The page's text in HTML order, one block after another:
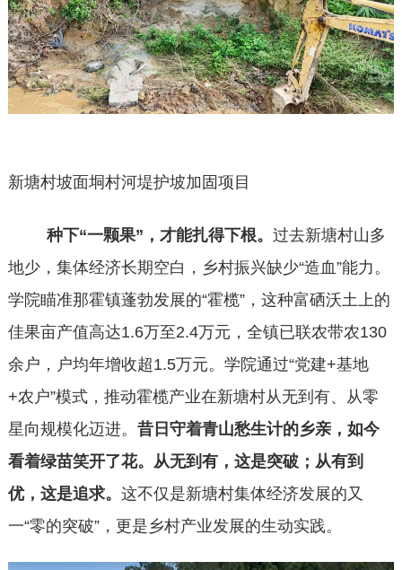
新塘村坡面垌村河堤护坡加固项目
种下“一颗果”，才能扎得下根。 过去新塘村山多
地少，集体经济长期空白，乡村振兴缺少“造血”能力。
学院瞄准那霍镇蓬勃发展的“霍榄”，这种富硒沃土上的
佳果亩产值高达1.6万至2.4万元，全镇已联农带农130
余户，户均年增收超1.5万元。学院通过“党建+基地
+农户”模式，推动霍榄产业在新塘村从无到有、从零
星向规模化迈进。 昔日守着青山愁生计的乡亲，如今
看着绿苗笑开了花。从无到有，这是突破；从有到
优，这是追求。 这不仅是新塘村集体经济发展的又
一“零的突破”，更是乡村产业发展的生动实践。